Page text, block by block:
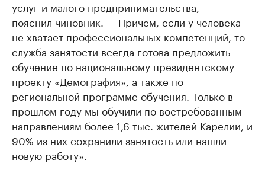
услуг и малого предпринимательства, —
пояснил чиновник. — Причем, если у человека
не хватает профессиональных компетенций, то
служба занятости всегда готова предложить
обучение по национальному президентскому
проекту «Демография», а также по
региональной программе обучения. Только в
прошлом году мы обучили по востребованным
направлениям более 1,6 тыс. жителей Карелии, и
90% из них сохранили занятость или нашли
новую работу».